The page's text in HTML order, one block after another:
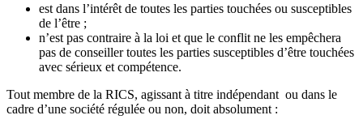
est dans l’intérêt de toutes les parties touchées ou susceptibles
de l’être ;
n’est pas contraire à la loi et que le conflit ne les empêchera
pas de conseiller toutes les parties susceptibles d’être touchées
avec sérieux et compétence.
Tout membre de la RICS, agissant à titre indépendant ou dans le
cadre d’une société régulée ou non, doit absolument :